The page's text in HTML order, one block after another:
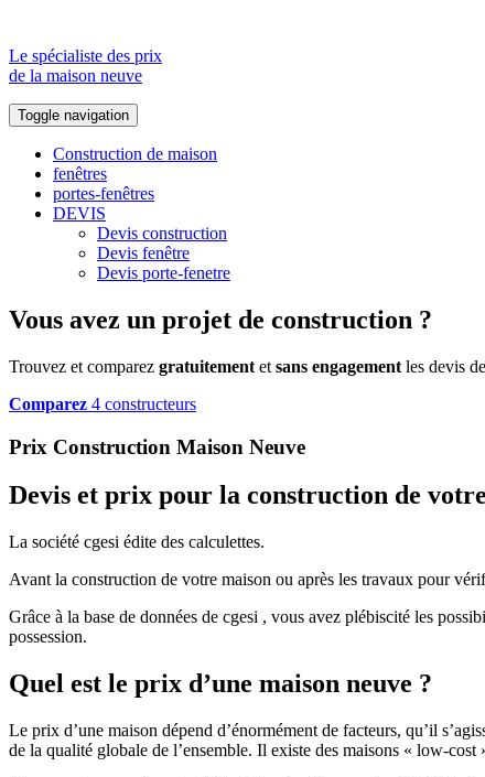
Le spécialiste des prix
de la maison neuve
Toggle navigation
Construction de maison
fenêtres
portes-fenêtres
DEVIS
Devis construction
Devis fenêtre
Devis porte-fenetre
Vous avez un projet de construction ?
Trouvez et comparez gratuitement et sans engagement les devis
Comparez 4 constructeurs
Prix Construction Maison Neuve
Devis et prix pour la construction de
La société cgesi édite des calculettes.
Avant la construction de votre maison ou après les travaux pour
Grâce à la base de données de cgesi , vous avez plébiscité les
possession.
Quel est le prix d’une maison neuve ?
Le prix d’une maison dépend d’énormément de facteurs, qu’il
de la qualité globale de l’ensemble. Il existe des maisons « low-